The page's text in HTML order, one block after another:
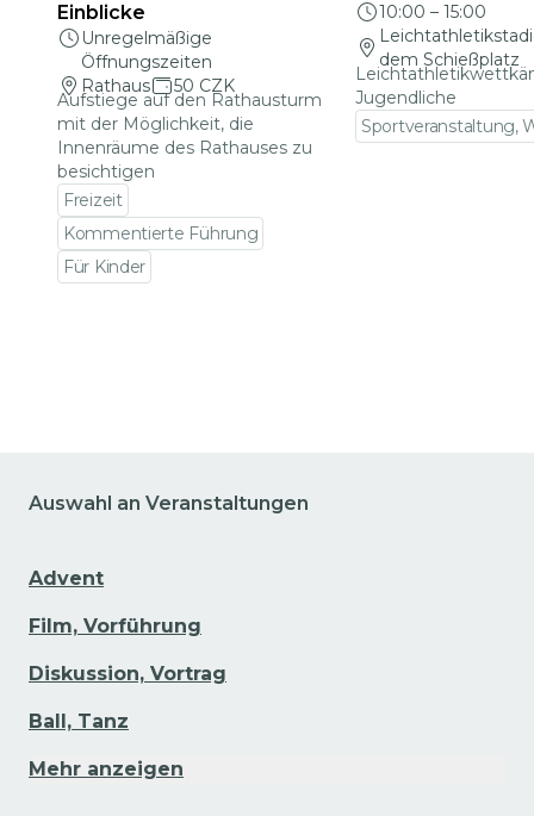
Einblicke
Unregelmäßige
Öffnungszeiten
Rathaus
50 CZK
Aufstiege auf den Rathausturm
mit der Möglichkeit, die
Innenräume des Rathauses zu
besichtigen
Freizeit
Kommentierte Führung
Für Kinder
10:00 – 15:00
dem Schießplatz
Jugendliche
Sportveranstaltung,
Auswahl an Veranstaltungen
Advent
Film, Vorführung
Diskussion, Vortrag
Ball, Tanz
Mehr anzeigen